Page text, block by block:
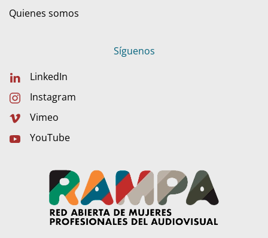
Quienes somos
Síguenos
LinkedIn
Instagram
Vimeo
YouTube